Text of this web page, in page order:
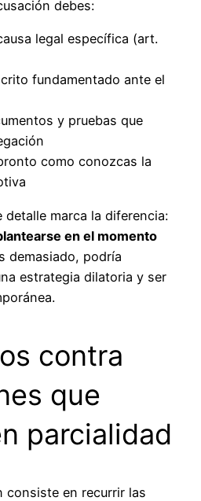
debes:
legal específica (art.
fundamentado ante el
y pruebas que
como conozcas la
detalle marca la diferencia:
en el momento
demasiado, podría
estrategia dilatoria y ser
contra
que
parcialidad
consiste en recurrir las